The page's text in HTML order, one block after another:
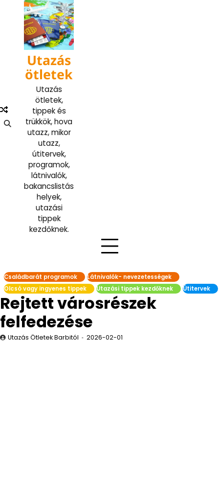
content
Utazás
ötletek
Utazás
ötletek,
tippek és
trükkök, hova
utazz, mikor
utazz,
útitervek,
programok,
látnivalók,
bakancslistás
helyek,
utazási
tippek
kezdőknek.
Családbarát programok
Látnivalók- nevezetességek
Olcsó vagy ingyenes tippek
Utazási tippek kezdőknek Útitervek
Rejtett városrészek
felfedezése
Utazás Ötletek Barbitól 2026-02-01